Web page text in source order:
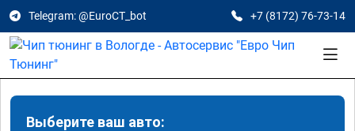
Telegram: @EuroCT_bot +7 (8172) 76-73-14
Выберите ваш авто: